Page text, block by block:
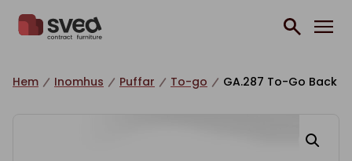
Hem Inomhus Puffar To-go GA.287 To-Go Back